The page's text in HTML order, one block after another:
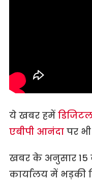
ये खबर हमे
एबीपी आनंदापर भी
खबर के अनुसार 15
कार्यालय में भड़की